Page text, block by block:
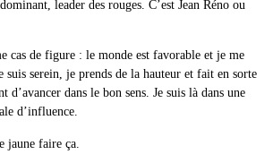
leader des rouges. C’est Jean Réno ou
cas de figure : le monde est favorable et je me
suis serein, je prends de la hauteur et fait en sorte
d’avancer dans le bon sens. Je suis là dans une
d’influence.
jaune faire ça.